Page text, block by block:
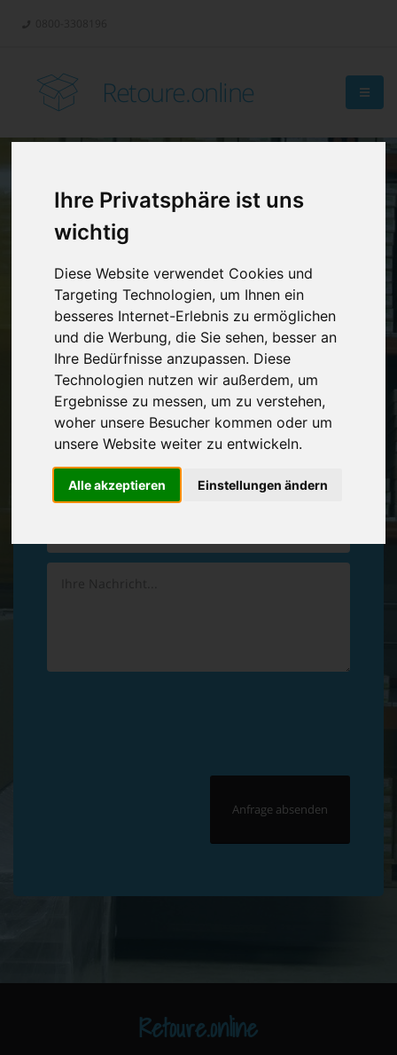
Ihre Privatsphäre ist uns
wichtig
Diese Website verwendet Cookies und
Targeting Technologien, um Ihnen ein
besseres Internet-Erlebnis zu ermöglichen
und die Werbung, die Sie sehen, besser an
Ihre Bedürfnisse anzupassen. Diese
Technologien nutzen wir außerdem, um
Ergebnisse zu messen, um zu verstehen,
woher unsere Besucher kommen oder um
unsere Website weiter zu entwickeln.
Alle akzeptieren Einstellungen ändern
Retoure.online
Retouren-
Management?
Vereinbaren Sie einenRückruf
Hinterlassen Sie uns gern eine persönliche Nachricht.
Retoure.online